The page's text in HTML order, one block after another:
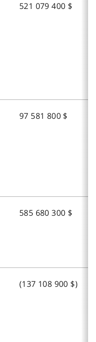
521 079 400 $
97 581 800 $
585 680 300 $
(137 108 900 $)